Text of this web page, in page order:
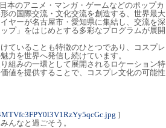
本のアニメ・マンガ・ゲームなどのポップカ
の国際交流・文化交流を創造する、世界最大
ヤーが名古屋市・愛知県に集結し、交流を深
プ」をはじめとする多彩なプログラムが展開
ていることも特徴のひとつであり、コスプレ
力を世界へ発信し続けています。
組みの一環として展開されるロケーション特
値を提供することで、コスプレ文化の可能性
]
んなと過ごそう。